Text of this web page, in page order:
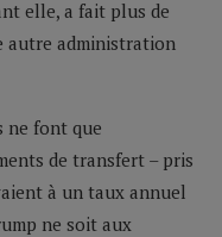
elle, a fait plus de
autre administration
ne font que
de transfert – pris
à un taux annuel
ne soit aux